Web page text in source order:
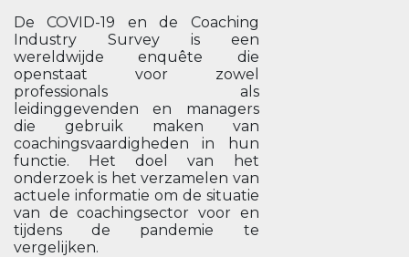
De COVID-19 en de Coaching
Industry Survey is een
wereldwijde enquête die
openstaat voor zowel
professionals als
leidinggevenden en managers
die gebruik maken van
coachingsvaardigheden in hun
functie. Het doel van het
onderzoek is het verzamelen van
actuele informatie om de situatie
van de coachingsector voor en
tijdens de pandemie te
vergelijken.